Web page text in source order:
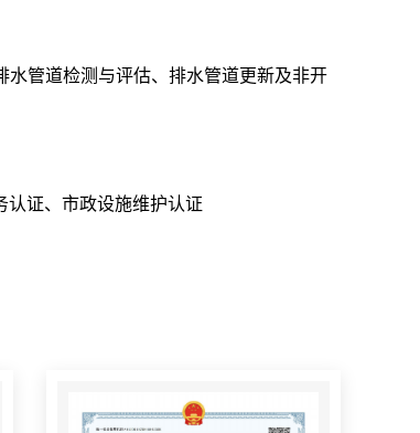
管道检测与评估、排水管道更新及非开
证、市政设施维护认证